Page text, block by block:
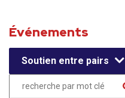
Événements
Soutien entre pairs